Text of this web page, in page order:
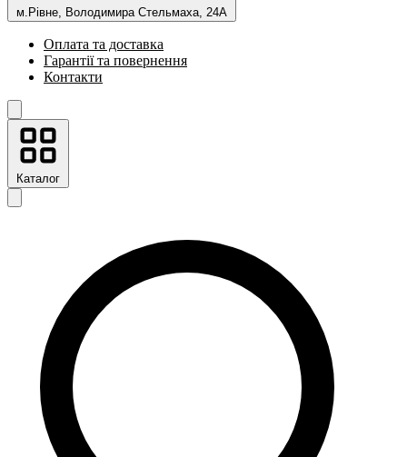
м.Рівне, Володимира Стельмаха, 24А
Оплата та доставка
Гарантії та повернення
Контакти
Каталог